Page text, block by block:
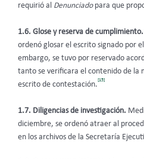
requirió al Denunciadopara que
1.6. Glose y reserva de cumplimiento.
ordenó glosar el escrito signado por el
embargo, se tuvo por reservado
tanto se verificara el contenido de la
escrito de contestación.
[15]
1.7. Diligencias de investigación.
diciembre, se ordenó atraer al
en los archivos de la Secretaría